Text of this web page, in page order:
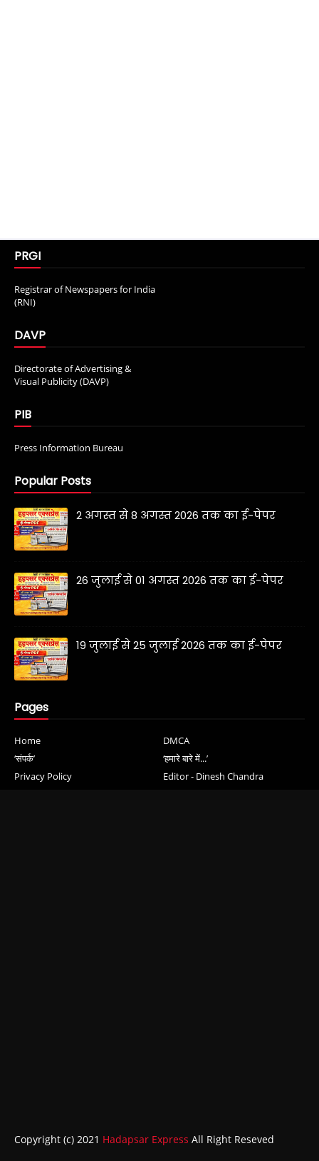
PRGI
Registrar of Newspapers for India
(RNI)
DAVP
Directorate of Advertising &
Visual Publicity (DAVP)
PIB
Press Information Bureau
Popular Posts
2 अगस्त से 8 अगस्त 2026 तक का ई-पेपर
26 जुलाई से 01 अगस्त 2026 तक का ई-पेपर
19 जुलाई से 25 जुलाई 2026 तक का ई-पेपर
Pages
Home
DMCA
‘संपर्क’
‘हमारे बारे में...’
Privacy Policy
Editor - Dinesh Chandra
Copyright (c) 2021 Hadapsar Express All Right Reseved